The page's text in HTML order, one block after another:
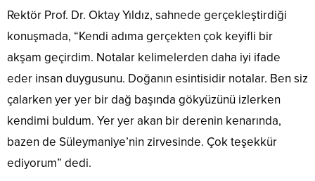
Rektör Prof. Dr. Oktay Yıldız, sahnede gerçekleştirdiği
konuşmada, “Kendi adıma gerçekten çok keyifli bir
akşam geçirdim. Notalar kelimelerden daha iyi ifade
eder insan duygusunu. Doğanın esintisidir notalar. Ben siz
çalarken yer yer bir dağ başında gökyüzünü izlerken
kendimi buldum. Yer yer akan bir derenin kenarında,
bazen de Süleymaniye’nin zirvesinde. Çok teşekkür
ediyorum” dedi.